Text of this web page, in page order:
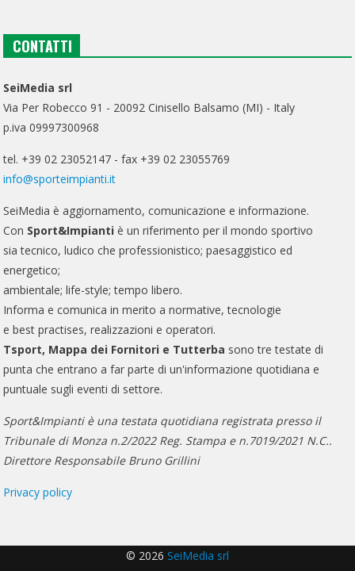
CONTATTI
SeiMedia srl
Via Per Robecco 91 - 20092 Cinisello Balsamo (MI) - Italy
p.iva 09997300968
tel. +39 02 23052147 - fax +39 02 23055769
info@sporteimpianti.it
SeiMedia è aggiornamento, comunicazione e informazione.
Con Sport&Impianti è un riferimento per il mondo sportivo
sia tecnico, ludico che professionistico; paesaggistico ed
energetico;
ambientale; life-style; tempo libero.
Informa e comunica in merito a normative, tecnologie
e best practises, realizzazioni e operatori.
Tsport, Mappa dei Fornitori e Tutterba sono tre testate di
punta che entrano a far parte di un'informazione quotidiana e
puntuale sugli eventi di settore.
Sport&Impianti è una testata quotidiana registrata presso il
Tribunale di Monza n.2/2022 Reg. Stampa e n.7019/2021 N.C..
Direttore Responsabile Bruno Grillini
Privacy policy
© 2026 SeiMedia srl